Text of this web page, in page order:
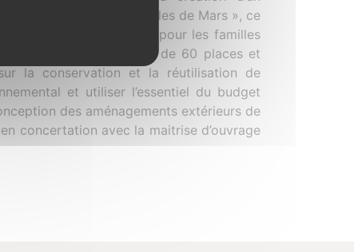
« Olympiades Iles de Mars », ce
de proximité essentiel pour les familles
doté d’un multi-accueil de 60 places et
la conservation et la réutilisation de
et utiliser l’essentiel du budget
des aménagements extérieurs de
concertation avec la maitrise d’ouvrage